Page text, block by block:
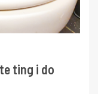
ting i do